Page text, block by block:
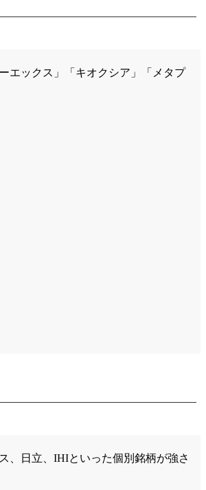
エックス」「キオクシア」「メタプ
、日立、IHIといった個別銘柄が強さ